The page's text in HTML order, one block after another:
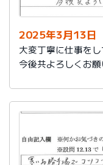
2025年3月13日
大変丁寧に仕事をし
今後共よろしくお願